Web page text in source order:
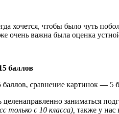
хочется, чтобы было чуть
очень важна была оценка
баллов
сравнение картинок — 5
заниматься
только с 10 класса), также у нас